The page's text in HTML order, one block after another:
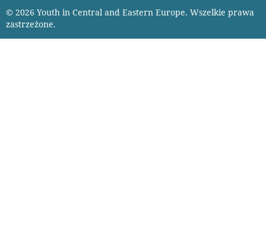
© 2026 Youth in Central and Eastern Europe. Wszelkie prawa
zastrzeżone.